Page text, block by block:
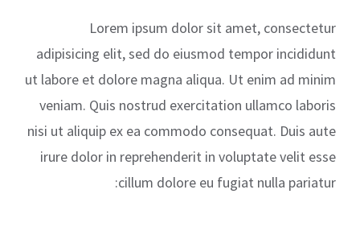
Lorem ipsum dolor sit amet, consectetur
adipisicing elit, sed do eiusmod tempor incididunt
ut labore et dolore magna aliqua. Ut enim ad minim
veniam. Quis nostrud exercitation ullamco laboris
nisi ut aliquip ex ea commodo consequat. Duis aute
irure dolor in reprehenderit in voluptate velit esse
cillum dolore eu fugiat nulla pariatur: